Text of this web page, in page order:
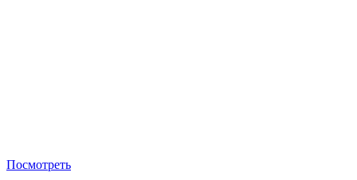
Посмотреть